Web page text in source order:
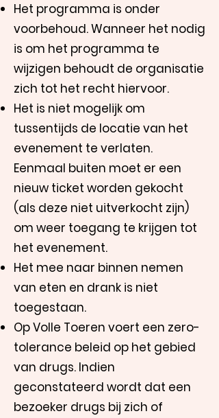
Het programma is onder
voorbehoud. Wanneer het nodig
is om het programma te
wijzigen behoudt de organisatie
zich tot het recht hiervoor.
Het is niet mogelijk om
tussentijds de locatie van het
evenement te verlaten.
Eenmaal buiten moet er een
nieuw ticket worden gekocht
(als deze niet uitverkocht zijn)
om weer toegang te krijgen tot
het evenement.
Het mee naar binnen nemen
van eten en drank is niet
toegestaan.
Op Volle Toeren voert een zero-
tolerance beleid op het gebied
van drugs. Indien
geconstateerd wordt dat een
bezoeker drugs bij zich of